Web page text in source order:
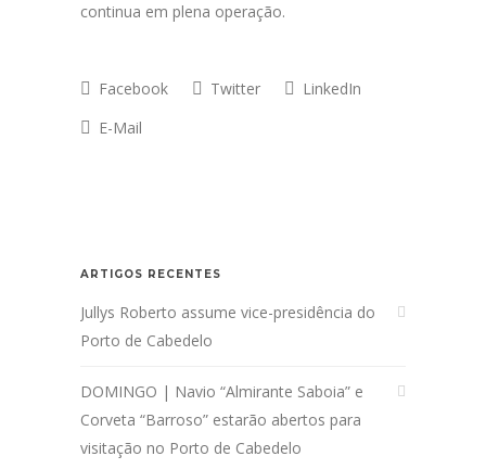
continua em plena operação.
Facebook Twitter
LinkedIn
E-Mail
ARTIGOS RECENTES
Jullys Roberto assume vice-presidência do
Porto de Cabedelo
DOMINGO | Navio “Almirante Saboia” e
Corveta “Barroso” estarão abertos para
visitação no Porto de Cabedelo